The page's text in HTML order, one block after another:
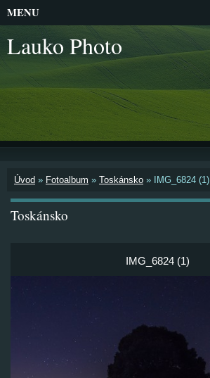
Lauko Photo
Úvod » Fotoalbum » Toskánsko » IMG_6824 (1)
Toskánsko
IMG_6824 (1)
MENU